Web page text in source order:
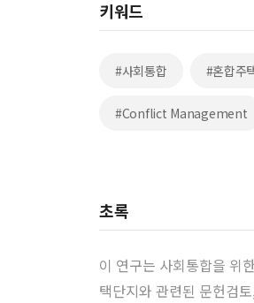
키워드
#사회통합 #혼합주
#Conflict Management
초록
이 연구는 사회통합을 위
택단지와 관련된 문헌검